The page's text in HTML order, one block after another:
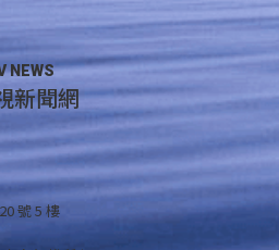
NEWS
新聞網
號 5 樓